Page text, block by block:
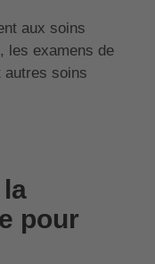
aux soins
les examens de
autres soins
pour